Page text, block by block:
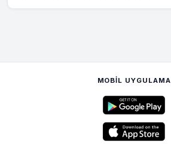
MOBIL UYGULAMA